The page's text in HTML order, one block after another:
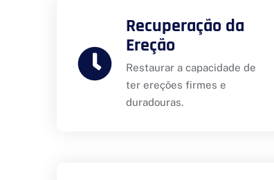
Recuperação da
Ereção
Restaurar a capacidade de
ter ereções firmes e
duradouras.